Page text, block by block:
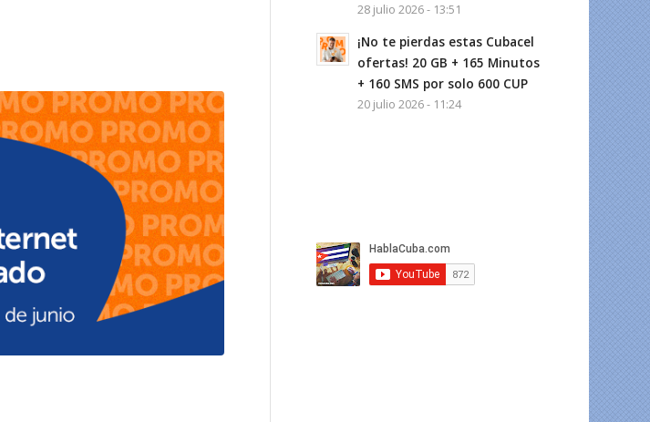
28 julio 2026 - 13:51
¡No te pierdas estas Cubacel
ofertas! 20 GB + 165 Minutos
+ 160 SMS por solo 600 CUP
20 julio 2026 - 11:24